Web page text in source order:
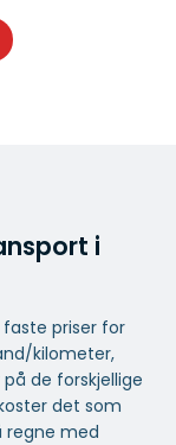
i
priser for
kilometer,
de forskjellige
det som
regne med